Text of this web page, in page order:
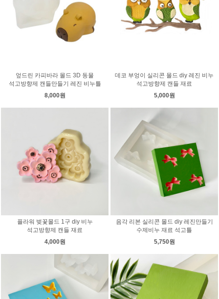
엎드린 카피바라 몰드 3D 동물
석고방향제 캔들만들기 레진 비누틀
8,000원
데코 부엉이 실리콘 몰드 diy 레진 비누
석고방향제 캔들 재료
5,000원
플라워 벚꽃몰드 1구 diy 비누
석고방향제 캔들 재료
4,000원
음각 리본 실리콘 몰드 diy 레진만들기
수제비누 재료 석고틀
5,750원